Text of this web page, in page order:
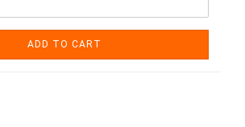
ADD TO CART